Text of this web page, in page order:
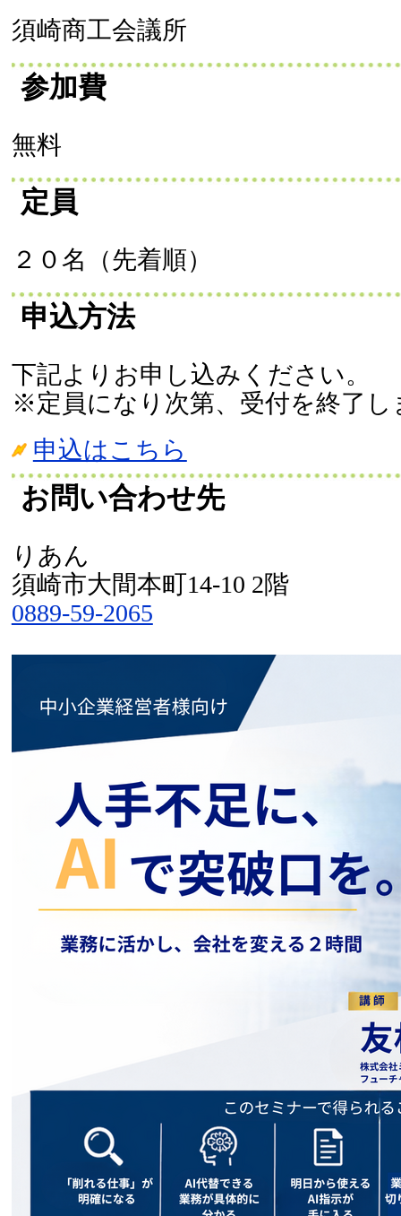
須崎商工会議所
参加費
無料
定員
２０名（先着順）
申込方法
下記よりお申し込みください。
※定員になり次第、受付を終了し
申込はこちら
お問い合わせ先
りあん
須崎市大間本町14-10 2階
0889-59-2065